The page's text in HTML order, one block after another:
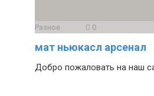
Разное 0
мат ньюкасл арсенал
Добро пожаловать на наш